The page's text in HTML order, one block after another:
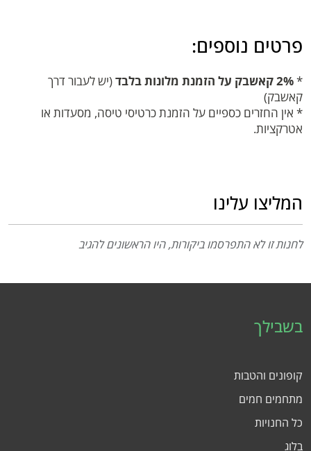
פרטים נוספים:
*2% קאשבק על הזמנת מלונות בלבד
(יש לעבור דרך
קאשבק)
* אין החזרים כספיים על הזמנת כרטיסי טיסה, מסעדות או
אטרקציות.
המליצו עלינו
לחנות זו לא התפרסמו ביקורות, היו הראשונים להגיב
בשבילך
קופונים והטבות
מתחמים חמים
כל החנויות
בלוג